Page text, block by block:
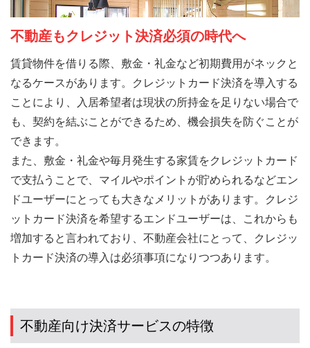
不動産もクレジット決済必須の時代へ
賃貸物件を借りる際、敷金・礼金など初期費用がネックと
なるケースがあります。クレジットカード決済を導入する
ことにより、入居希望者は現状の所持金を足りない場合で
も、契約を結ぶことができるため、機会損失を防ぐことが
できます。
また、敷金・礼金や毎月発生する家賃をクレジットカード
で支払うことで、マイルやポイントが貯められるなどエン
ドユーザーにとっても大きなメリットがあります。クレジ
ットカード決済を希望するエンドユーザーは、これからも
増加すると言われており、不動産会社にとって、クレジッ
トカード決済の導入は必須事項になりつつあります。
不動産向け決済サービスの特徴